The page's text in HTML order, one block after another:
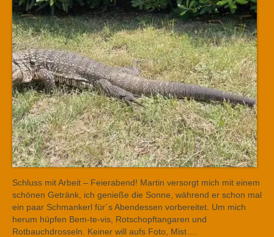
Schluss mit Arbeit – Feierabend! Martin versorgt mich mit einem
schönen Getränk, ich genieße die Sonne, während er schon mal
ein paar Schmankerl für´s Abendessen vorbereitet. Um mich
herum hüpfen Bem-te-vis, Rotschopftangaren und
Rotbauchdrosseln. Keiner will aufs Foto, Mist….